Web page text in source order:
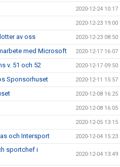
2020-12-24 10:17
2020-12-23 19:00
av oss 2020-12-23 08:50
med Microsoft 2020-12-17 16:07
v. 51 och 52 2020-12-17 09:50
Sponsorhuset 2020-12-11 15:57
2020-12-08 16:25
2020-12-08 16:05
2020-12-05 13:15
och Intersport 2020-12-04 15:23
sportchef i
2020-12-04 13:49